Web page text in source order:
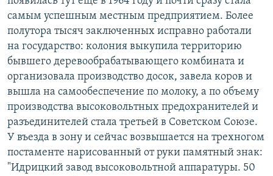
самым успешным местным предприятием. Более
полутора тысяч заключенных исправно работали
на государство: колония выкупила территорию
бывшего деревообрабатывающего комбината и
организовала производство досок, завела коров и
вышла на самообеспечение по молоку, а по объему
производства высоковольтных предохранителей и
разъединителей стала третьей в Советском Союзе.
У въезда в зону и сейчас возвышается на трехногом
постаменте нарисованный от руки памятный знак:
"Идрицкий завод высоковольтной аппаратуры. 50